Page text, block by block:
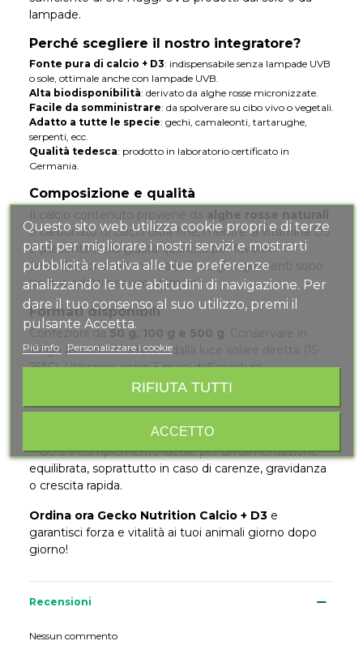
lampade.
Perché scegliere il nostro integratore?
Fonte pura di calcio + D3: indispensabile senza lampade UVB
o sole, ottimale anche con lampade UVB.
Alta biodisponibilità: derivato da alghe rosse micronizzate.
Facile da somministrare: da spolverare su cibo vivo o vegetali.
Adatto a tutte le specie: gechi, camaleonti, tartarughe,
serpenti, ecc.
Qualità tedesca: prodotto in laboratorio certificato in
Germania.
Composizione e qualità
Il calcio contenuto proviene da alghe rosse naturali
e carbonato di calcio ultra fine, mentre la vitamina D3
è presente nella giusta quantità per favorire
l’assimilazione del minerale. Tutti gli ingredienti sono
sicuri e adatti per uso animale.
Formati disponibili
Confezioni da50 g, 100 g e 500 g . Conservare in
luogo asciutto e al riparo dalla luce solare diretta (15-
25°C). Utilizzare entro 3 mesi dall’apertura.
Il benessere dei tuoi rettili inizia da qui
scheletro, crescita e salute . Gecko Nutrition Calcio
+ D3 è il complemento ideale per un’alimentazione
equilibrata, soprattutto in caso di carenze, gravidanza
o crescita rapida.
Ordina ora Gecko Nutrition Calcio + D3e
garantisci forza e vitalità ai tuoi animali giorno dopo
giorno!
Recensioni
Nessun commento
Questo sito web utilizza cookie propri e di terze
parti per migliorare i nostri servizi e mostrarti
pubblicità relativa alle tue preferenze
analizzando le tue abitudini di navigazione. Per
dare il tuo consenso al suo utilizzo, premi il
pulsante Accetta.
Piú info Personalizzare i cookie
RIFIUTA TUTTI
ACCETTO